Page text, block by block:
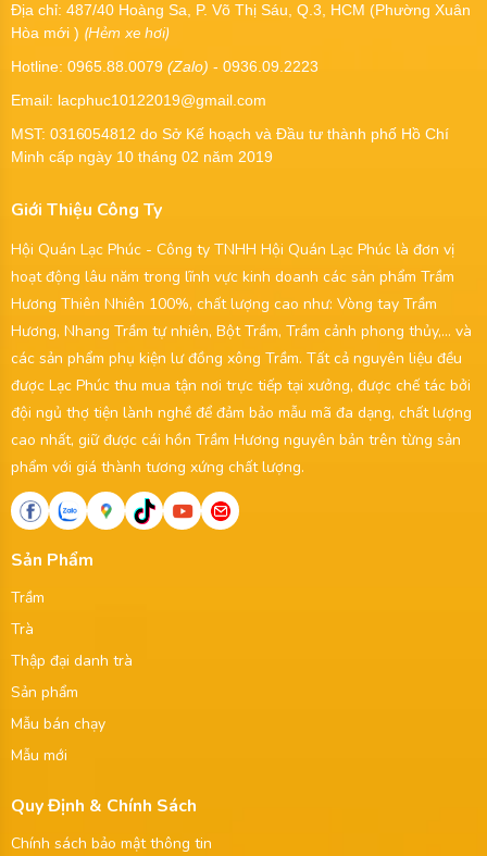
Địa chỉ: 487/40 Hoàng Sa, P. Võ Thị Sáu, Q.3, HCM (Phường Xuân
Hòa mới ) (Hẻm xe hơi)
Hotline: 0965.88.0079 (Zalo) - 0936.09.2223
Email: lacphuc10122019@gmail.com
MST: 0316054812 do Sở Kế hoạch và Đầu tư thành phố Hồ Chí
Minh cấp ngày 10 tháng 02 năm 2019
Giới Thiệu Công Ty
Hội Quán Lạc Phúc - Công ty TNHH Hội Quán Lạc Phúc là đơn vị
hoạt động lâu năm trong lĩnh vực kinh doanh các sản phẩm Trầm
Hương Thiên Nhiên 100%, chất lượng cao như: Vòng tay Trầm
Hương, Nhang Trầm tự nhiên, Bột Trầm, Trầm cảnh phong thủy,... và
các sản phẩm phụ kiện lư đồng xông Trầm. Tất cả nguyên liệu đều
được Lạc Phúc thu mua tận nơi trực tiếp tại xưởng, được chế tác bởi
đội ngủ thợ tiện lành nghề để đảm bảo mẫu mã đa dạng, chất lượng
cao nhất, giữ được cái hồn Trầm Hương nguyên bản trên từng sản
phẩm với giá thành tương xứng chất lượng.
Sản Phẩm
Trầm
Trà
Thập đại danh trà
Sản phẩm
Mẫu bán chạy
Mẫu mới
Quy Định & Chính Sách
Chính sách bảo mật thông tin